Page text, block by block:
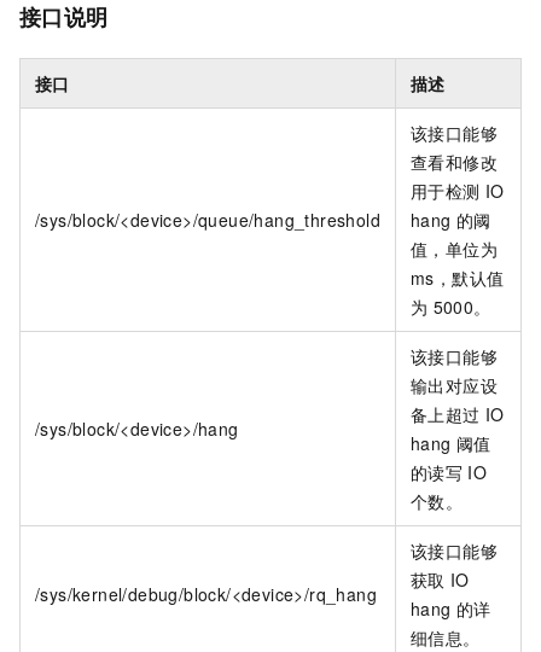
接口说明
接口 描述
/sys/block/<device>/queue/hang_threshold
该接口能够
查看和修改
用于检测 IO
hang 的阈
值，单位为
ms，默认值
为 5000。
/sys/block/<device>/hang
该接口能够
输出对应设
备上超过 IO
hang 阈值
的读写 IO
个数。
/sys/kernel/debug/block/<device>/rq_hang
该接口能够
获取 IO
hang 的详
细信息。